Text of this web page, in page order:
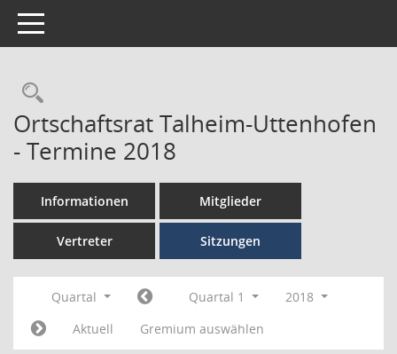
Toggle navigation
Ortschaftsrat Talheim-Uttenhofen
- Termine 2018
Informationen Mitglieder
Vertreter Sitzungen
Quartal Quartal 1
2018
Aktuell
Gremium auswählen